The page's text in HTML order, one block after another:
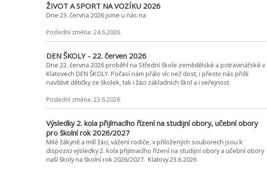
ŽIVOT A SPORT NA VOZÍKU 2026
Dne 23. června 2026 jsme u nás na
Poslední změna: 24.6.2026
DEN ŠKOLY - 22. červen 2026
Dne 22. června 2026 proběhl na Střední škole zemědělské a potravinářské v
Klatovech DEN ŠKOLY. Počasí nám přálo víc než dost, i přesto nás přišli
navštívit dětičky ze školek, tak i žáci základních škol a i veřejnost.
Poslední změna: 23.6.2026
Výsledky 2. kola přijímacího řízení na studijní obory, učební obory
pro školní rok 2026/2027
Milé žákyně a milí žáci, vážení rodiče, v přiložených souborech jsou k
dispozici výsledky 2. kola přijímacího řízení na studijní obory a učební obory
naší školy na školní rok 2026/2027. Klatovy 23.6.2026